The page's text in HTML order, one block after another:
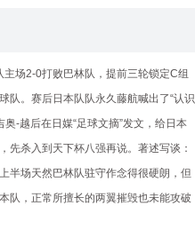
场2-0打败巴林队，提前三轮锁定C组
队。赛后日本队队永久藤航喊出了“认识
-越后在日媒“足球文摘”发文，给日本
先杀入到天下杯八强再说。著述写谈：
半场天然巴林队驻守作念得很硬朗，但
队，正常所擅长的两翼摧毁也未能攻破